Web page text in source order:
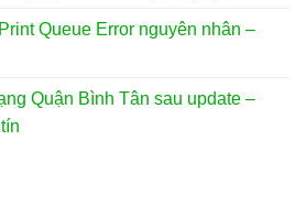
Queue Error nguyên nhân –
Quận Bình Tân sau update –